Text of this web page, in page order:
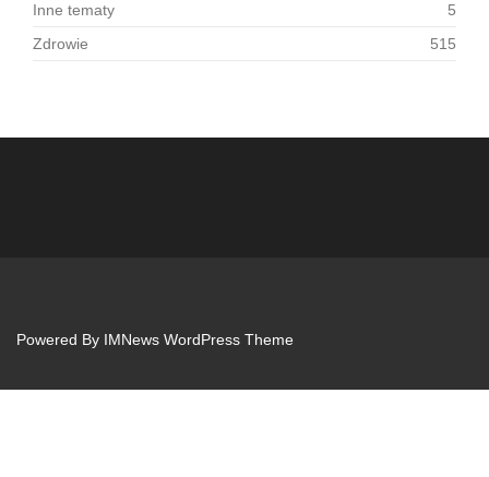
Inne tematy
5
Zdrowie
515
Powered By IMNews WordPress Theme